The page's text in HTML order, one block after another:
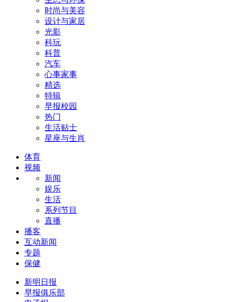
时尚与美容
设计与家居
光影
科玩
科普
汽车
心事家事
精选
特辑
早报校园
热门
生活贴士
星座与生肖
体育
视频
新闻
娱乐
生活
系列节目
直播
播客
互动新闻
专题
保健
新明日报
早报俱乐部